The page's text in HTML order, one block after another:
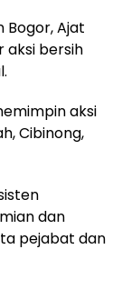
Bogor, Ajat
aksi bersih
aksi
Cibinong,
dan
pejabat dan